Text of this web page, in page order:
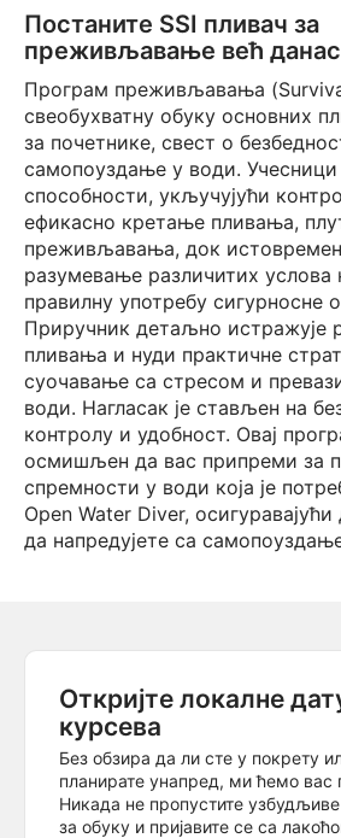
Постаните SSI пливач за
преживљавање већ данас
Програм преживљавања
свеобухватну обуку основних
за почетнике, свест о
самопоуздање у води. Учесници
способности, укључујући
ефикасно кретање пливања,
преживљавања, док
разумевање различитих услова
правилну употребу сигурносне
Приручник детаљно истражује
пливања и нуди практичне
суочавање са стресом и
води. Нагласак је стављен на
контролу и удобност. Овај
осмишљен да вас припреми за
спремности у води која је
Open Water Diver,
да напредујете са
Откријте локалне
курсева
Без обзира да ли сте у покрету
планирате унапред, ми ћемо вас
Никада не пропустите
за обуку и пријавите се са